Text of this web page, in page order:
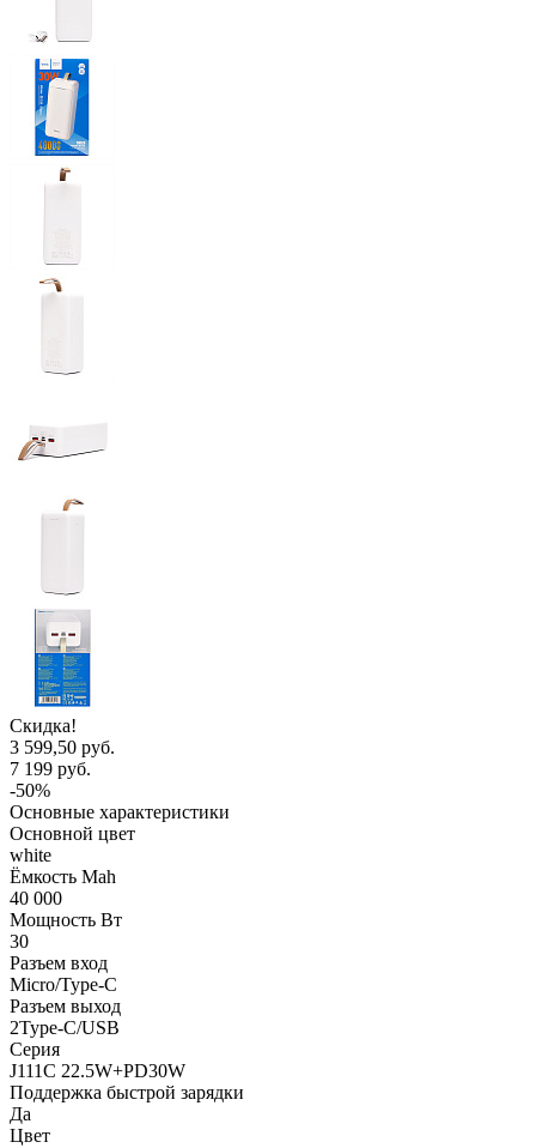
Скидка!
3 599,50 руб.
7 199 руб.
-50%
Основные характеристики
Основной цвет
white
Ёмкость Mah
40 000
Мощность Вт
30
Разъем вход
Micro/Type-C
Разъем выход
2Type-C/USB
Серия
J111C 22.5W+PD30W
Поддержка быстрой зарядки
Да
Цвет